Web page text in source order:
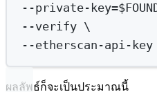
--private-
--verify \
--etherscan-api-key
ผลลัพธ์ก็จะเป็นประมาณนี้